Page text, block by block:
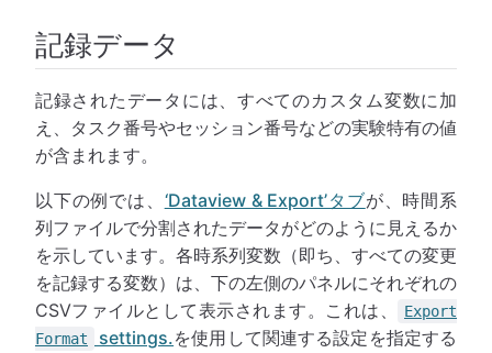
記録データ
記録されたデータには、すべてのカスタム変数に加
え、タスク番号やセッション番号などの実験特有の値
が含まれます。
以下の例では、 ‘Dataview & Export’タブが、時間系
列ファイルで分割されたデータがどのように見えるか
を示しています。各時系列変数（即ち、すべての変更
を記録する変数）は、下の左側のパネルにそれぞれの
CSVファイルとして表示されます。これは、
Export
Format
settings.を使用して関連する設定を指定する